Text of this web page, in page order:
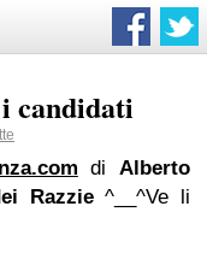
candidati
diAlberto
Razzie^__^Ve li